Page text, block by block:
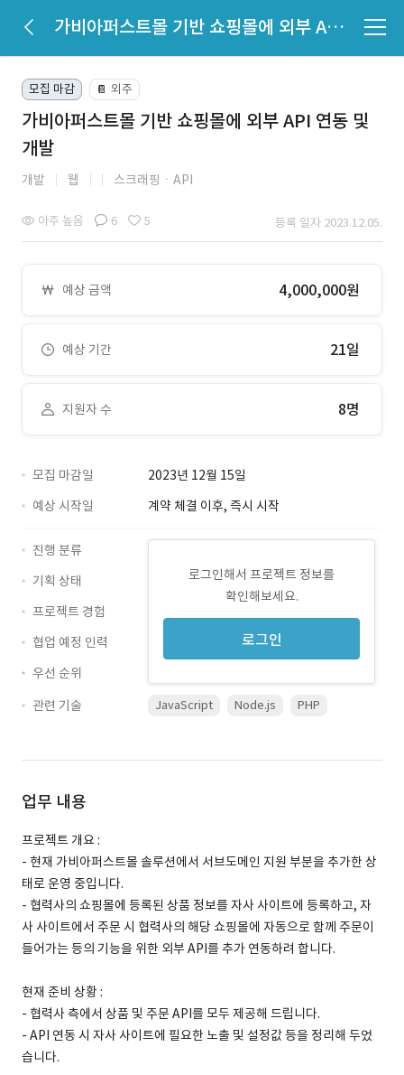
가비아퍼스트몰 기반 쇼핑몰에 외부 API 연동 및 개발
모집 마감 📔 외주
가비아퍼스트몰 기반 쇼핑몰에 외부 API 연동 및
개발
개발 웹 스크래핑ㆍAPI
아주 높음 6 5 등록 일자 2023.12.05.
예상 금액 4,000,000원
예상 기간 21일
지원자 수 8명
모집 마감일
2023년 12월 15일
예상 시작일
계약 체결 이후, 즉시 시작
로그인해서 프로젝트 정보를
확인해보세요.
로그인
진행 분류
기획 상태
프로젝트 경험
협업 예정 인력
우선 순위
관련 기술
JavaScript Node.js PHP
업무 내용
프로젝트 개요 :
- 현재 가비아퍼스트몰 솔루션에서 서브도메인 지원 부분을 추가한 상
태로 운영 중입니다.
- 협력사의 쇼핑몰에 등록된 상품 정보를 자사 사이트에 등록하고, 자
사 사이트에서 주문 시 협력사의 해당 쇼핑몰에 자동으로 함께 주문이
들어가는 등의 기능을 위한 외부 API를 추가 연동하려 합니다.
현재 준비 상황 :
- 협력사 측에서 상품 및 주문 API를 모두 제공해 드립니다.
- API 연동 시 자사 사이트에 필요한 노출 및 설정값 등을 정리해 두었
습니다.